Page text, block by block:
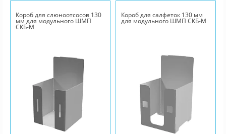
Короб для слюноотсосов 130
мм для модульного ШМП
СКБ-М
Короб для салфеток 130 мм
для модульного ШМП СКБ-М